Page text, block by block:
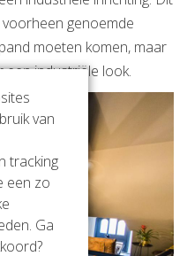
genoemde
moeten komen, maar
industriële look.
van
tracking
een zo
Ga